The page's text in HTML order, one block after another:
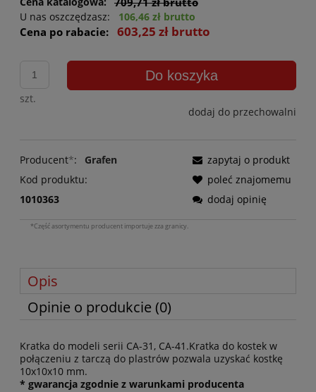
U nas oszczędzasz: 106,46 zł brutto
Cena po rabacie: 603,25 zł brutto
szt.
Do koszyka
dodaj do przechowalni
Producent*:
Grafen
Kod produktu:
1010363
zapytaj o produkt
poleć znajomemu
dodaj opinię
*Część asortymentu producent importuje zza granicy.
Opis
Opinie o produkcie (0)
Kratka do modeli serii CA-31, CA-41.Kratka do kostek w
połączeniu z tarczą do plastrów pozwala uzyskać kostkę
10x10x10 mm.
* gwarancja zgodnie z warunkami producenta